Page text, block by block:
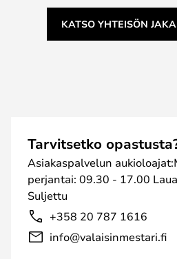
KATSO YHTEISÖN
Tarvitsetko
Asiakaspalvelun
perjantai: 09.30 - 17.00
Suljettu
+358 20 787 1616
info@valaisinmestari.fi